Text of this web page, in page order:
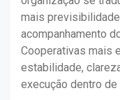
mais
acompanhamento
Cooperativas mais
estabilidade,
execução dentro